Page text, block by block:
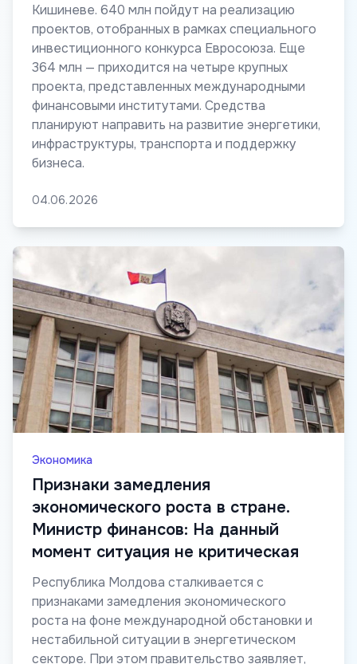
Кишиневе. 640 млн пойдут на реализацию
проектов, отобранных в рамках специального
инвестиционного конкурса Евросоюза. Еще
364 млн — приходится на четыре крупных
проекта, представленных международными
финансовыми институтами. Средства
планируют направить на развитие энергетики,
инфраструктуры, транспорта и поддержку
бизнеса.
04.06.2026
Экономика
Признаки замедления
экономического роста в стране.
Министр финансов: На данный
момент ситуация не критическая
Республика Молдова сталкивается с
признаками замедления экономического
роста на фоне международной обстановки и
нестабильной ситуации в энергетическом
секторе. При этом правительство заявляет,